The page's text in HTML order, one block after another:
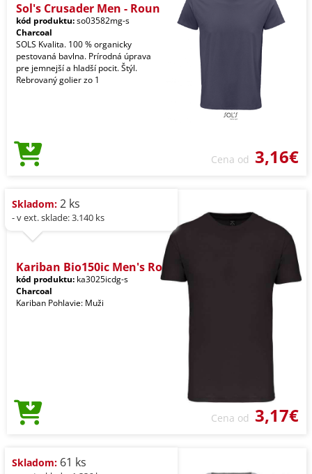
Sol's Crusader Men - Roun
kód produktu:so03582mg-s
Charcoal
SOLS Kvalita. 100 % organicky
pestovaná bavlna. Prírodná úprava
pre jemnejší a hladší pocit. Štýl.
Rebrovaný golier zo 1
Cena od 3,16€
Skladom: 2 ks
- v ext. sklade: 3.140 ks
Kariban Bio150ic Men's Ro
kód produktu: ka3025icdg-s
Charcoal
Kariban Pohlavie: Muži
Cena od 3,17€
Skladom: 61 ks